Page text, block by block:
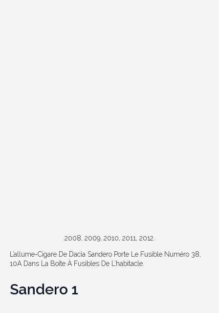
2008, 2009, 2010, 2011, 2012.
L’allume-Cigare De Dacia Sandero Porte Le Fusible Numéro 38,
10A Dans La Boîte À Fusibles De L’habitacle.
Sandero 1